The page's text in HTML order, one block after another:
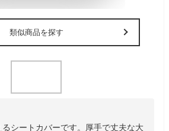
類似商品を探す
シートカバーです。厚手で丈夫な大